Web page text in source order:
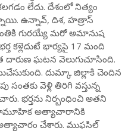
లేదు. దేశంలో నిత్యం
ఉన్నావ్, దిశ, హత్రాస్
గురయ్యే మరో అమానుష
కళ్లెదుటే భార్యపై 17 మంది
ఘటన వెలుగుచూసింది.
దుమ్కా జిల్లాకి చెందిన
వెళ్లి తిరిగి వస్తున్న
భర్తను నిర్బంధించి అతని
అత్యాచారానికి
చేశారు. ముఫసిల్